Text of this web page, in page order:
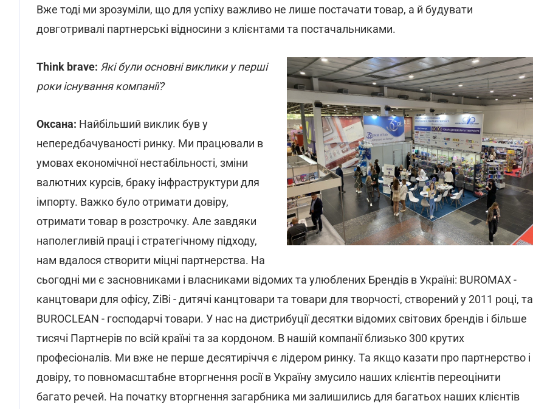
Вже тоді ми зрозуміли, що для успіху важливо не лише постачати товар, а й будувати
довготривалі партнерські відносини з клієнтами та постачальниками.
Think brave: Які були основні виклики у перші
роки існування компанії?
Оксана: Найбільший виклик був у
непередбачуваності ринку. Ми працювали в
умовах економічної нестабільності, зміни
валютних курсів, браку інфраструктури для
імпорту. Важко було отримати довіру,
отримати товар в розстрочку. Але завдяки
наполегливій праці і стратегічному підходу,
нам вдалося створити міцні партнерства. На
сьогодні ми є засновниками і власниками відомих та улюблених Брендів в Україні: BUROMAX -
канцтовари для офісу, ZiBi - дитячі канцтовари та товари для творчості, створений у 2011 році, та
BUROCLEAN - господарчі товари. У нас на дистрибуції десятки відомих світових брендів і більше
тисячі Партнерів по всій країні та за кордоном. В нашій компанії близько 300 крутих
професіоналів. Ми вже не перше десятиріччя є лідером ринку. Та якщо казати про партнерство і
довіру, то повномасштабне вторгнення росії в Україну змусило наших клієнтів переоцінити
багато речей. На початку вторгнення загарбника ми залишились для багатьох наших клієнтів